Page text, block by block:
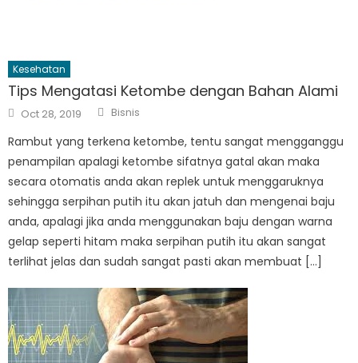
Kesehatan
Tips Mengatasi Ketombe dengan Bahan Alami
Posted
on
Oct 28, 2019 Author
Bisnis
Rambut yang terkena ketombe, tentu sangat mengganggu
penampilan apalagi ketombe sifatnya gatal akan maka
secara otomatis anda akan replek untuk menggaruknya
sehingga serpihan putih itu akan jatuh dan mengenai baju
anda, apalagi jika anda menggunakan baju dengan warna
gelap seperti hitam maka serpihan putih itu akan sangat
terlihat jelas dan sudah sangat pasti akan membuat […]